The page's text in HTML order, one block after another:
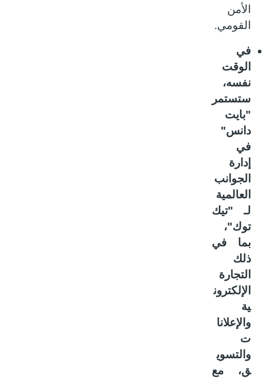
الأمن
القومي.
في
الوقت
نفسه،
ستستمر
"بايت
دانس"
في
إدارة
الجوانب
العالمية
لـ "تيك
توك"،
بما في
ذلك
التجارة
الإلكترون
والإعلانا
ت
والتسوي
ق، مع